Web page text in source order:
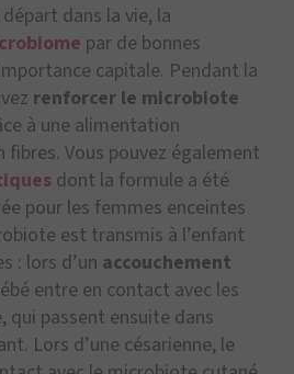
dans la vie, la
par de bonnes
capitale. Pendant la
renforcer le microbiote
à une alimentation
fibres. Vous pouvez également
dont la formule a été
pour les femmes enceintes
est transmis à l’enfant
: lors d’un accouchement
entre en contact avec les
qui passent ensuite dans
Lors d’une césarienne, le